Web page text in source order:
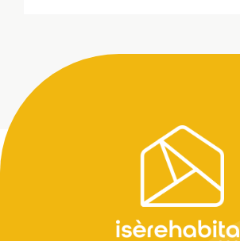
Avancement des travaux
Pied
de
page